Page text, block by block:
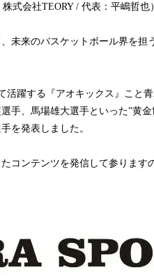
式会社TEORY / 代表：平嶋哲
未来のバスケットボール界を担
活躍する『アオキックス』こと
手、馬場雄大選手といった”黄
を発表しました。
コンテンツを発信して参ります